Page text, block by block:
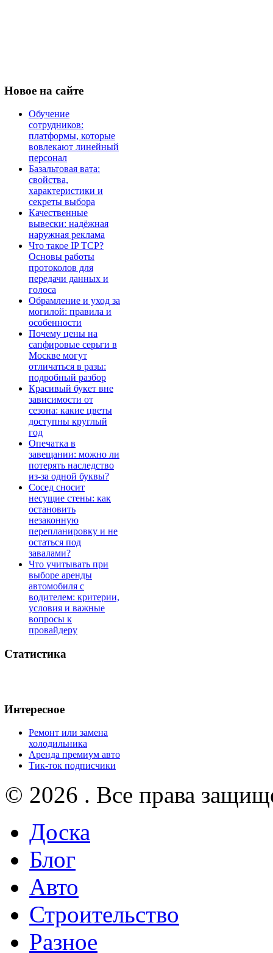
Новое на сайте
Обучение
сотрудников:
платформы, которые
вовлекают линейный
персонал
Базальтовая вата:
свойства,
характеристики и
секреты выбора
Качественные
вывески: надёжная
наружная реклама
Что такое IP TCP?
Основы работы
протоколов для
передачи данных и
голоса
Обрамление и уход за
могилой: правила и
особенности
Почему цены на
сапфировые серьги в
Москве могут
отличаться в разы:
подробный разбор
Красивый букет вне
зависимости от
сезона: какие цветы
доступны круглый
год
Опечатка в
завещании: можно ли
потерять наследство
из-за одной буквы?
Сосед сносит
несущие стены: как
остановить
незаконную
перепланировку и не
остаться под
завалами?
Что учитывать при
выборе аренды
автомобиля с
водителем: критерии,
условия и важные
вопросы к
провайдеру
Статистика
Интересное
Ремонт или замена
холодильника
Аренда премиум авто
Тик-ток подписчики
© 2026 . Все права
Доска
Блог
Авто
Строительство
Разное